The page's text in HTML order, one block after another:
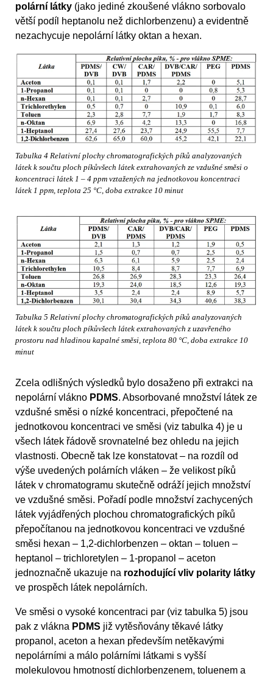
polární látky (jako jediné zkoušené vlákno sorbovalo
větší podíl heptanolu než dichlorbenzenu) a evidentně
nezachycuje nepolární látky oktan a hexan.
Tabulka 4 Relativní plochy chromatografických píků analyzovaných
látek k součtu ploch píkůvšech látek extrahovaných ze vzdušné směsi o
koncentraci látek 1 – 4 ppm vztažených na jednotkovou koncentraci
látek 1 ppm, teplota 25 °C, doba extrakce 10 minut
Tabulka 5 Relativní plochy chromatografických píků analyzovaných
látek k součtu ploch píkůvšech látek extrahovaných z uzavřeného
prostoru nad hladinou kapalné směsi, teplota 80 °C, doba extrakce 10
minut
Zcela odlišných výsledků bylo dosaženo při extrakci na
nepolární vlákno PDMS. Absorbované množství látek ze
vzdušné směsi o nízké koncentraci, přepočtené na
jednotkovou koncentraci ve směsi (viz tabulka 4) je u
všech látek řádově srovnatelné bez ohledu na jejich
vlastnosti. Obecně tak lze konstatovat – na rozdíl od
výše uvedených polárních vláken – že velikost píků
látek v chromatogramu skutečně odráží jejich množství
ve vzdušné směsi. Pořadí podle množství zachycených
látek vyjádřených plochou chromatografických píků
přepočítanou na jednotkovou koncentraci ve vzdušné
směsi hexan – 1,2-dichlorbenzen – oktan – toluen –
heptanol – trichloretylen – 1-propanol – aceton
jednoznačně ukazuje na rozhodující vliv polarity látky
ve prospěch látek nepolárních.
Ve směsi o vysoké koncentraci par (viz tabulka 5) jsou
pak z vlákna PDMS již vytěsňovány těkavé látky
propanol, aceton a hexan především netěkavými
nepolárními a málo polárními látkami s vyšší
molekulovou hmotností dichlorbenzenem, toluenem a